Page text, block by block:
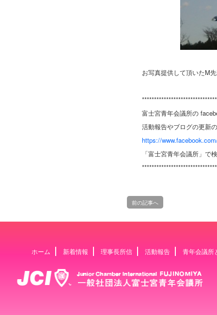
お写真提供して頂いたM
富士宮青年会議所の
活動報告やブログの更新
https://
「富士宮青年会議所」で
前の記事へ
ホーム 新着情報 理事長所信 活動報告 青年会議所